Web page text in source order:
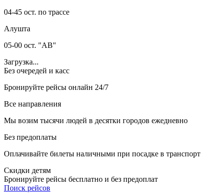
04-45 ост. по трассе
Алушта
05-00 ост. "АВ"
Загрузка...
Без очередей и касс
Бронируйте рейсы онлайн 24/7
Все направления
Мы возим тысячи людей в десятки городов ежедневно
Без предоплаты
Оплачивайте билеты наличными при посадке в транспорт
Скидки детям
Бронируйте рейсы бесплатно и без предоплат
Поиск рейсов